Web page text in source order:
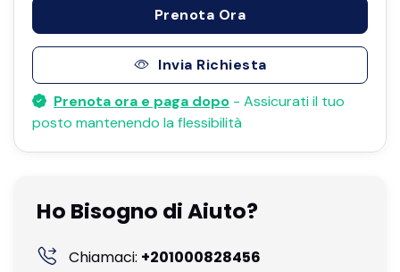
Prenota Ora
Invia Richiesta
Prenota ora e paga dopo - Assicurati il ​​tuo
posto mantenendo la flessibilità
Ho Bisogno di Aiuto?
Chiamaci: +201000828456